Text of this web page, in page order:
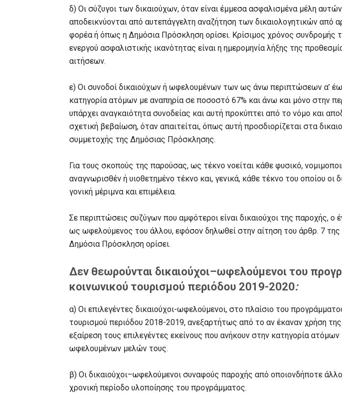
δ) Οι σύζυγοι των δικαιούχων, όταν είναι έμμεσα ασφαλισμένα μέλη
αποδεικνύονται από αυτεπάγγελτη αναζήτηση των δικαιολογητικών από
φορέα ή όπως η Δημόσια Πρόσκληση ορίσει. Κρίσιμος χρόνος συνδρομής
ενεργού ασφαλιστικής ικανότητας είναι η ημερομηνία λήξης της
αιτήσεων.
ε) Οι συνοδοί δικαιούχων ή ωφελουμένων των ως άνω περιπτώσεων α’
κατηγορία ατόμων με αναπηρία σε ποσοστό 67% και άνω και μόνο στην
υπάρχει αναγκαιότητα συνοδείας και αυτή προκύπτει από το νόμο και
σχετική βεβαίωση, όταν απαιτείται, όπως αυτή προσδιορίζεται στα
συμμετοχής της Δημόσιας Πρόσκλησης.
Για τους σκοπούς της παρούσας, ως τέκνο νοείται κάθε φυσικό,
αναγνωρισθέν ή υιοθετημένο τέκνο και, γενικά, κάθε τέκνο του οποίου οι
γονική μέριμνα και επιμέλεια.
Σε περιπτώσεις συζύγων που αμφότεροι είναι δικαιούχοι της παροχής, ο
ως ωφελούμενος του άλλου, εφόσον δηλωθεί στην αίτηση του άρθρ. 7
Δημόσια Πρόσκληση ορίσει.
Δεν θεωρούνται δικαιούχοι–ωφελούμενοι του
κοινωνικού τουρισμού περιόδου 2019-2020:
α) Οι επιλεγέντες δικαιούχοι-ωφελούμενοι, στο πλαίσιο του
τουρισμού περιόδου 2018-2019, ανεξαρτήτως από το αν έκαναν χρήση
εξαίρεση τους επιλεγέντες εκείνους που ανήκουν στην κατηγορία
ωφελουμένων μελών τους.
β) Οι δικαιούχοι–ωφελούμενοι συναφούς παροχής από οποιονδήποτε
χρονική περίοδο υλοποίησης του προγράμματος.